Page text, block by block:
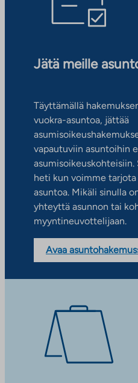
Jätä meille
Täyttämällä
vuokra-asuntoa, jättää
vapautuviin asuntoihin
heti kun voimme
asuntoa. Mikäli sinulla
yhteyttä asunnon tai
myyntineuvottelijaan.
Avaa